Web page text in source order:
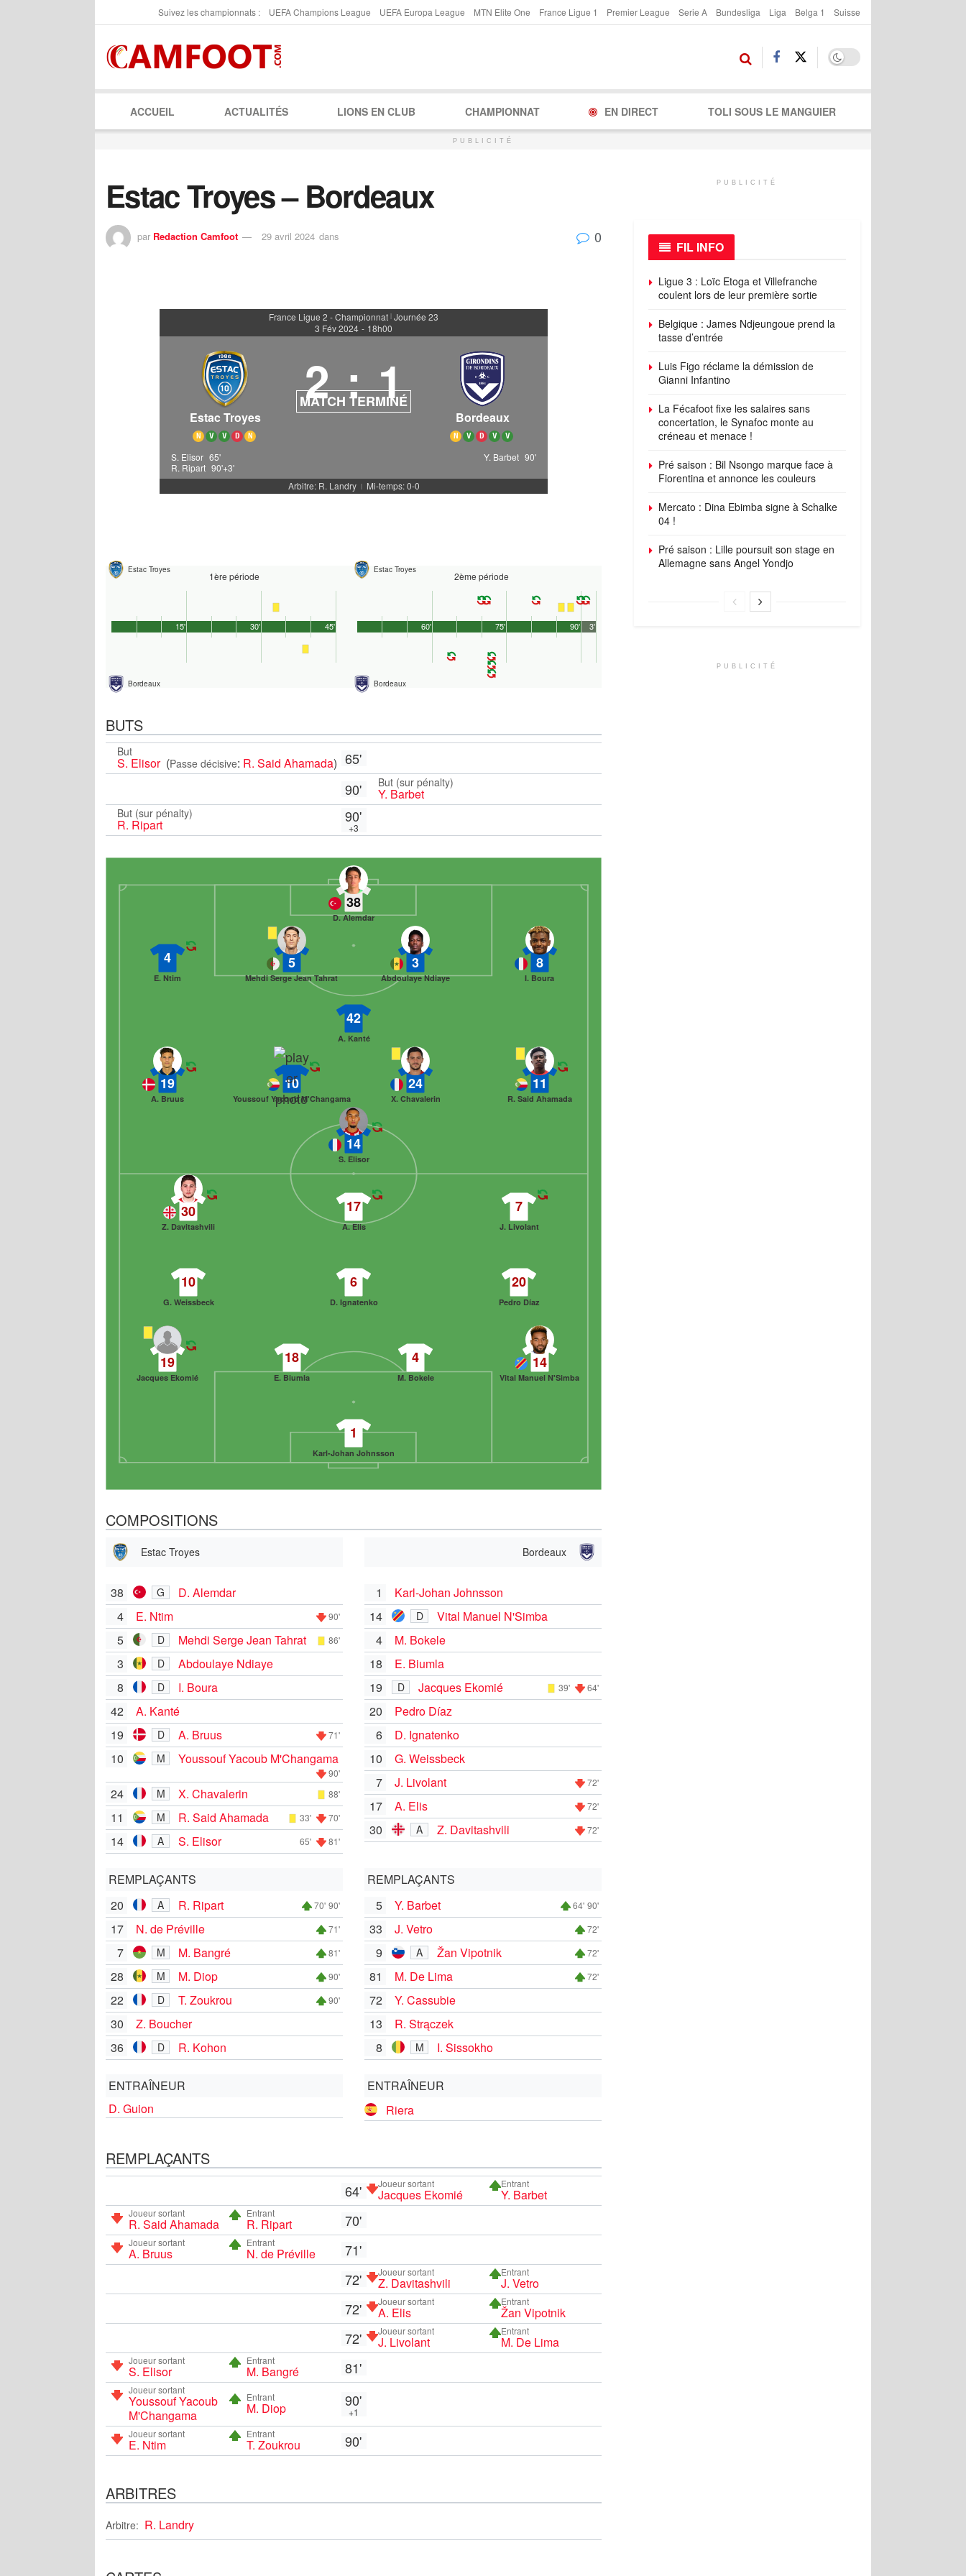
Suivez les championnats : UEFA Champions League UEFA Europa League MTN Elite One France Ligue 1 Premier League Serie A Bundesliga Liga Belga 1 Suisse
ACCUEIL ACTUALITÉS LIONS EN CLUB CHAMPIONNAT EN DIRECT TOLI SOUS LE MANGUIER
PUBLICITÉ
Estac Troyes – Bordeaux
par Redaction Camfoot 29 avril 2024 dans 0
France Ligue 2 - Championnat | Journée 23
3 Fév 2024 - 18h00
Estac Troyes
N V V D N
2 : 1
MATCH TERMINÉ
Bordeaux
N V D V V
S. Elisor 65'
R. Ripart 90'+3'
Y. Barbet 90'
Arbitre: R. Landry | Mi-temps: 0-0
Estac Troyes
1ère période
Bordeaux
45'
15' 30'
Estac Troyes
2ème période
Bordeaux
90'
60' 75' 3'
BUTS
But
S. Elisor (Passe décisive: R. Said Ahamada) 65'
90'
But (sur pénalty)
Y. Barbet
But (sur pénalty)
R. Ripart 90'
+3
38
D. Alemdar
8
I. Boura
3
Abdoulaye Ndiaye
5
Mehdi Serge Jean Tahrat
4
E. Ntim
42
A. Kanté
11
R. Said Ahamada
24
X. Chavalerin
10
Youssouf Yacoub M'Changama
19
A. Bruus
14
S. Elisor
1
Karl-Johan Johnsson
19
Jacques Ekomié
18
E. Biumla
4
M. Bokele
14
Vital Manuel N'Simba
10
G. Weissbeck
6
D. Ignatenko
20
Pedro Díaz
30
Z. Davitashvili
17
A. Elis
7
J. Livolant
COMPOSITIONS
Estac Troyes
38 G
D. Alemdar
4
E. Ntim 90'
5 D Mehdi Serge Jean Tahrat 86'
3 D
Abdoulaye Ndiaye
8
D
I. Boura
42
A. Kanté
19
D A. Bruus 71'
10 M Youssouf Yacoub M'Changama
90'
24 M X. Chavalerin 88'
11 M R. Said Ahamada 33' 70'
14 A S. Elisor 65' 81'
REMPLAÇANTS
20
A R. Ripart 70' 90'
17 N. de Préville 71'
7 M M. Bangré 81'
28 M M. Diop 90'
22 D T. Zoukrou 90'
30
Z. Boucher
36
D R. Kohon
ENTRAÎNEUR
D. Guion
Bordeaux
1
Karl-Johan Johnsson
14
D
Vital Manuel N'Simba
4
M. Bokele
18
E. Biumla
19
D Jacques Ekomié 39' 64'
20
Pedro Díaz
6
D. Ignatenko
10
G. Weissbeck
7
J. Livolant 72'
17 A. Elis 72'
30 A Z. Davitashvili 72'
REMPLAÇANTS
5
Y. Barbet 64' 90'
33 J. Vetro 72'
9 A Žan Vipotnik 72'
81 M. De Lima 72'
72
Y. Cassubie
13
R. Strączek
8
M I. Sissokho
ENTRAÎNEUR
Riera
REMPLAÇANTS
64' Joueur sortant
Jacques Ekomié
Entrant
Y. Barbet
Joueur sortant
R. Said Ahamada
Entrant
R. Ripart 70'
Joueur sortant
A. Bruus
Entrant
N. de Préville
71'
72'
Joueur sortant
Z. Davitashvili
Entrant
J. Vetro
72' Joueur sortant
A. Elis
Entrant
Žan Vipotnik
72' Joueur sortant
J. Livolant
Entrant
M. De Lima
Joueur sortant
S. Elisor
Entrant
M. Bangré 81'
Joueur sortant
Youssouf Yacoub
M'Changama
Entrant
M. Diop 90'
+1
Joueur sortant
E. Ntim
Entrant
T. Zoukrou 90'
ARBITRES
Arbitre: R. Landry
PUBLICITÉ
FIL INFO
Ligue 3 : Loïc Etoga et Villefranche
coulent lors de leur première sortie
Belgique : James Ndjeungoue prend la
tasse d’entrée
Luis Figo réclame la démission de
Gianni Infantino
La Fécafoot fixe les salaires sans
concertation, le Synafoc monte au
créneau et menace !
Pré saison : Bil Nsongo marque face à
Fiorentina et annonce les couleurs
Mercato : Dina Ebimba signe à Schalke
04 !
Pré saison : Lille poursuit son stage en
Allemagne sans Angel Yondjo
PUBLICITÉ